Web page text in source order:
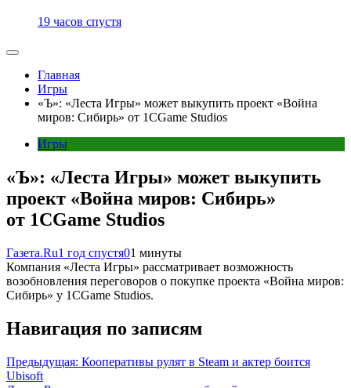
19 часов спустя
Главная
Игры
«Ъ»: «Леста Игры» может выкупить проект «Война
миров: Сибирь» от 1CGame Studios
Игры
«Ъ»: «Леста Игры» может выкупить
проект «Война миров: Сибирь»
от 1CGame Studios
Газета.Ru1 год спустя01 минуты
Компания «Леста Игры» рассматривает возможность
возобновления переговоров о покупке проекта «Война миров:
Сибирь» у 1CGame Studios.
Навигация по записям
Предыдущая: Кооперативы рулят в Steam и актер боится
Ubisoft